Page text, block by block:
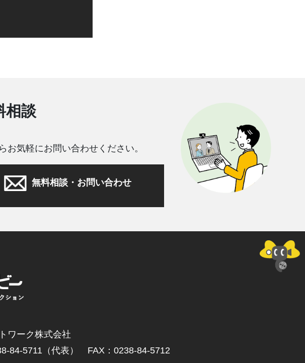
相談
気軽にお問い合わせください。
無料相談・お問い合わせ
ワーク株式会社
84-5711（代表） FAX：0238-84-5712